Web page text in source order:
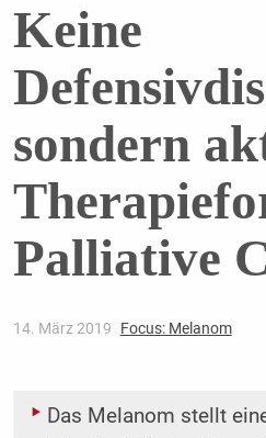
Keine
sondern
Palliative
14. März 2019 Focus: Melanom
Das Melanom stellt